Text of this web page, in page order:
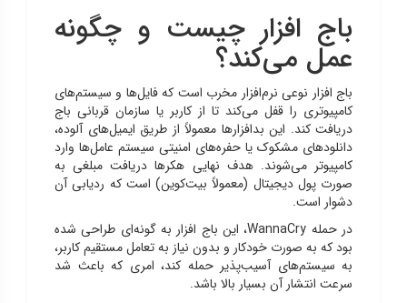
باج افزار چیست و چگونه
عمل می‌کند؟
باج افزار نوعی نرم‌افزار مخرب است که فایل‌ها و سیستم‌های
کامپیوتری را قفل می‌کند تا از کاربر یا سازمان قربانی باج
دریافت کند. این بدافزارها معمولاً از طریق ایمیل‌های آلوده،
دانلودهای مشکوک یا حفره‌های امنیتی سیستم عامل‌ها وارد
کامپیوتر می‌شوند. هدف نهایی هکرها دریافت مبلغی به
صورت پول دیجیتال (معمولاً بیت‌کوین) است که ردیابی آن
دشوار است.
در حمله WannaCry، این باج افزار به گونه‌ای طراحی شده
بود که به صورت خودکار و بدون نیاز به تعامل مستقیم کاربر،
به سیستم‌های آسیب‌پذیر حمله کند، امری که باعث شد
سرعت انتشار آن بسیار بالا باشد.